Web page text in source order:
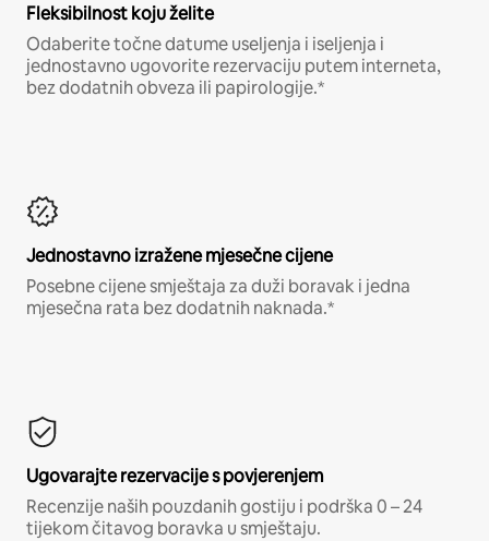
Fleksibilnost koju želite
Odaberite točne datume useljenja i iseljenja i
jednostavno ugovorite rezervaciju putem interneta,
bez dodatnih obveza ili papirologije.*
Jednostavno izražene mjesečne cijene
Posebne cijene smještaja za duži boravak i jedna
mjesečna rata bez dodatnih naknada.*
Ugovarajte rezervacije s povjerenjem
Recenzije naših pouzdanih gostiju i podrška 0 – 24
tijekom čitavog boravka u smještaju.